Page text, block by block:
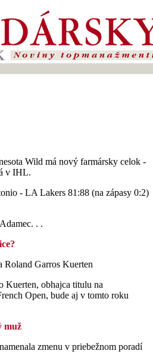
Wild má nový farmársky celok -
v IHL.
- LA Lakers 81:88 (na zápasy 0:2)
. .
Roland Garros Kuerten
Kuerten, obhajca titulu na
Open, bude aj v tomto roku
muž
zmenu v priebežnom poradí